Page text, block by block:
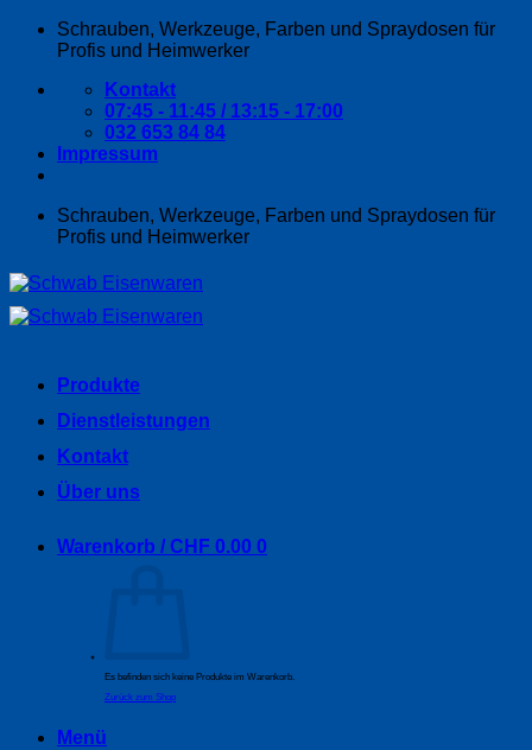
Zum
Schrauben, Werkzeuge, Farben und Spraydosen für
Profis und Heimwerker
Kontakt
07:45 - 11:45 / 13:15 - 17:00
032 653 84 84
Impressum
Schrauben, Werkzeuge, Farben und Spraydosen für
Profis und Heimwerker
Produkte
Dienstleistungen
Kontakt
Über uns
Warenkorb / CHF 0.00 0
Es befinden sich keine Produkte im Warenkorb.
Zurück zum Shop
Menü